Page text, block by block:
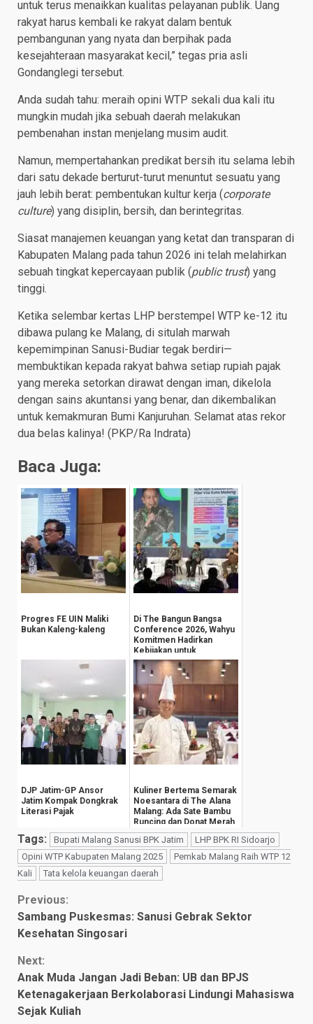
untuk terus menaikkan kualitas pelayanan publik. Uang
rakyat harus kembali ke rakyat dalam bentuk
pembangunan yang nyata dan berpihak pada
kesejahteraan masyarakat kecil,” tegas pria asli
Gondanglegi tersebut.
Anda sudah tahu: meraih opini WTP sekali dua kali itu
mungkin mudah jika sebuah daerah melakukan
pembenahan instan menjelang musim audit.
Namun, mempertahankan predikat bersih itu selama lebih
dari satu dekade berturut-turut menuntut sesuatu yang
jauh lebih berat: pembentukan kultur kerja (corporate
culture) yang disiplin, bersih, dan berintegritas.
Siasat manajemen keuangan yang ketat dan transparan di
Kabupaten Malang pada tahun 2026 ini telah melahirkan
sebuah tingkat kepercayaan publik (public trust) yang
tinggi.
Ketika selembar kertas LHP berstempel WTP ke-12 itu
dibawa pulang ke Malang, di situlah marwah
kepemimpinan Sanusi-Budiar tegak berdiri—
membuktikan kepada rakyat bahwa setiap rupiah pajak
yang mereka setorkan dirawat dengan iman, dikelola
dengan sains akuntansi yang benar, dan dikembalikan
untuk kemakmuran Bumi Kanjuruhan. Selamat atas rekor
dua belas kalinya! (PKP/Ra Indrata)
Baca Juga:
Progres FE UIN Maliki
Bukan Kaleng-kaleng
Di The Bangun Bangsa
Conference 2026, Wahyu
Komitmen Hadirkan
Kebijakan untuk
Kesejahteraan
Masyarak...
DJP Jatim-GP Ansor
Jatim Kompak Dongkrak
Literasi Pajak
Kuliner Bertema Semarak
Noesantara di The Alana
Malang: Ada Sate Bambu
Runcing dan Donat Merah
Putih
Tags: Bupati Malang Sanusi BPK Jatim
LHP BPK RI Sidoarjo
Opini WTP Kabupaten Malang 2025
Pemkab Malang Raih WTP 12
Kali
Tata kelola keuangan daerah
Continue
Reading
Previous:
Sambang Puskesmas: Sanusi Gebrak Sektor
Kesehatan Singosari
Next:
Anak Muda Jangan Jadi Beban: UB dan BPJS
Ketenagakerjaan Berkolaborasi Lindungi Mahasiswa
Sejak Kuliah